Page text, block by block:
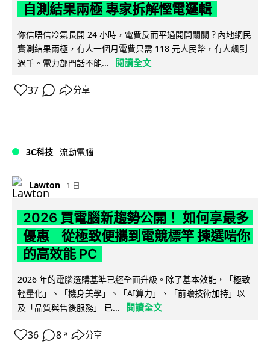
自測結果兩極 專家拆解慳電邏輯
你信唔信冷氣長開 24 小時，電費反而平過開開關關？內地網民
實測結果兩極，有人一個月電費只需 118 元人民幣，有人飆到
過千。電力部門話不能...
閱讀全文
37 分享
3C科技 流動電腦
Lawton 1 日
2026 買電腦新趨勢公開！ 如何享最多
優惠 從極致便攜到電競標竿 揀選啱你
的高效能 PC
2026 年的電腦選購基準已經全面升級。除了基本效能，「極致
輕量化」、「機身美學」、「AI算力」、「前瞻技術加持」以
及「品質與售後服務」 已...
閱讀全文
36 8 ↗ 分享